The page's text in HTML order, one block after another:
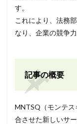
す。
これにより、法務
なり、企業の競争
記事の概要
MNTSQ（モンテ
合させた新しいサ